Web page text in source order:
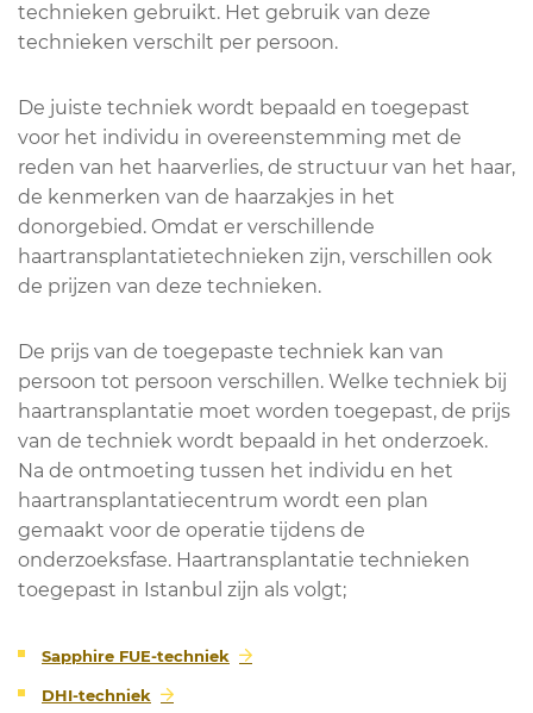
technieken gebruikt. Het gebruik van deze
technieken verschilt per persoon.
De juiste techniek wordt bepaald en toegepast
voor het individu in overeenstemming met de
reden van het haarverlies, de structuur van het haar,
de kenmerken van de haarzakjes in het
donorgebied. Omdat er verschillende
haartransplantatietechnieken zijn, verschillen ook
de prijzen van deze technieken.
De prijs van de toegepaste techniek kan van
persoon tot persoon verschillen. Welke techniek bij
haartransplantatie moet worden toegepast, de prijs
van de techniek wordt bepaald in het onderzoek.
Na de ontmoeting tussen het individu en het
haartransplantatiecentrum wordt een plan
gemaakt voor de operatie tijdens de
onderzoeksfase. Haartransplantatie technieken
toegepast in Istanbul zijn als volgt;
Sapphire FUE-techniek
DHI-techniek